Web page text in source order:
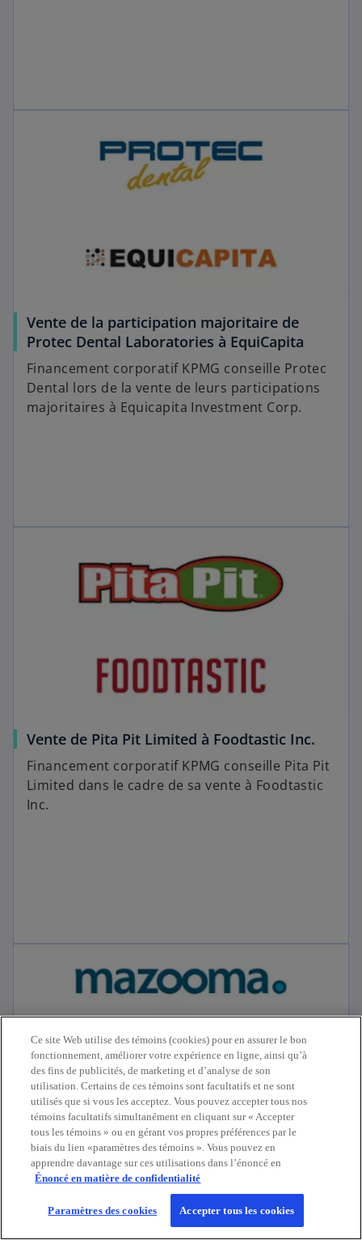
Vente de la participation majoritaire de
Protec Dental Laboratories à EquiCapita
Financement corporatif KPMG conseille Protec
Dental lors de la vente de leurs participations
majoritaires à Equicapita Investment Corp.
Vente de Pita Pit Limited à Foodtastic Inc.
Financement corporatif KPMG conseille Pita Pit
Limited dans le cadre de sa vente à Foodtastic
Inc.
Vente de Mazooma Technical Services à
Nuvei Corporation
Mazooma Technical Services Inc. dans le cadre
Ce site Web utilise des témoins (cookies) pour en assurer le bon
fonctionnement, améliorer votre expérience en ligne, ainsi qu’à
des fins de publicités, de marketing et d’analyse de son
utilisation. Certains de ces témoins sont facultatifs et ne sont
utilisés que si vous les acceptez. Vous pouvez accepter tous nos
témoins facultatifs simultanément en cliquant sur « Accepter
tous les témoins » ou en gérant vos propres préférences par le
biais du lien «paramètres des témoins ». Vous pouvez en
apprendre davantage sur ces utilisations dans l’énoncé en
Énoncé en matière de confidentialité
Paramètres des cookies Accepter tous les cookies